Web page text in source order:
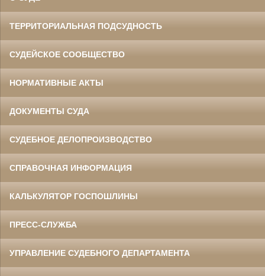
ТЕРРИТОРИАЛЬНАЯ ПОДСУДНОСТЬ
СУДЕЙСКОЕ СООБЩЕСТВО
НОРМАТИВНЫЕ АКТЫ
ДОКУМЕНТЫ СУДА
СУДЕБНОЕ ДЕЛОПРОИЗВОДСТВО
СПРАВОЧНАЯ ИНФОРМАЦИЯ
КАЛЬКУЛЯТОР ГОСПОШЛИНЫ
ПРЕСС-СЛУЖБА
УПРАВЛЕНИЕ СУДЕБНОГО ДЕПАРТАМЕНТА